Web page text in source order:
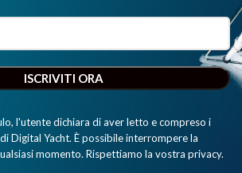
l'utente dichiara di aver letto e compreso i
Digital Yacht. È possibile interrompere la
momento. Rispettiamo la vostra privacy.